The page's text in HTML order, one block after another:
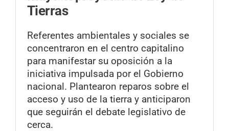
Tierras
Referentes ambientales y sociales se
concentraron en el centro capitalino
para manifestar su oposición a la
iniciativa impulsada por el Gobierno
nacional. Plantearon reparos sobre el
acceso y uso de la tierra y anticiparon
que seguirán el debate legislativo de
cerca.